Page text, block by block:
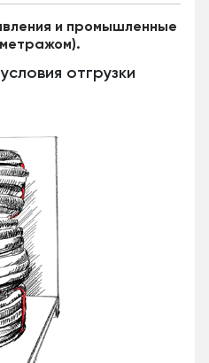
и промышленные
отгрузки